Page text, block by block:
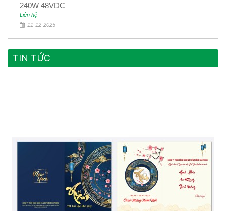
240W 48VDC
Liên hệ
11-12-2025
TIN TỨC